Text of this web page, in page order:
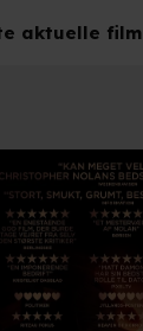
aktuelle film